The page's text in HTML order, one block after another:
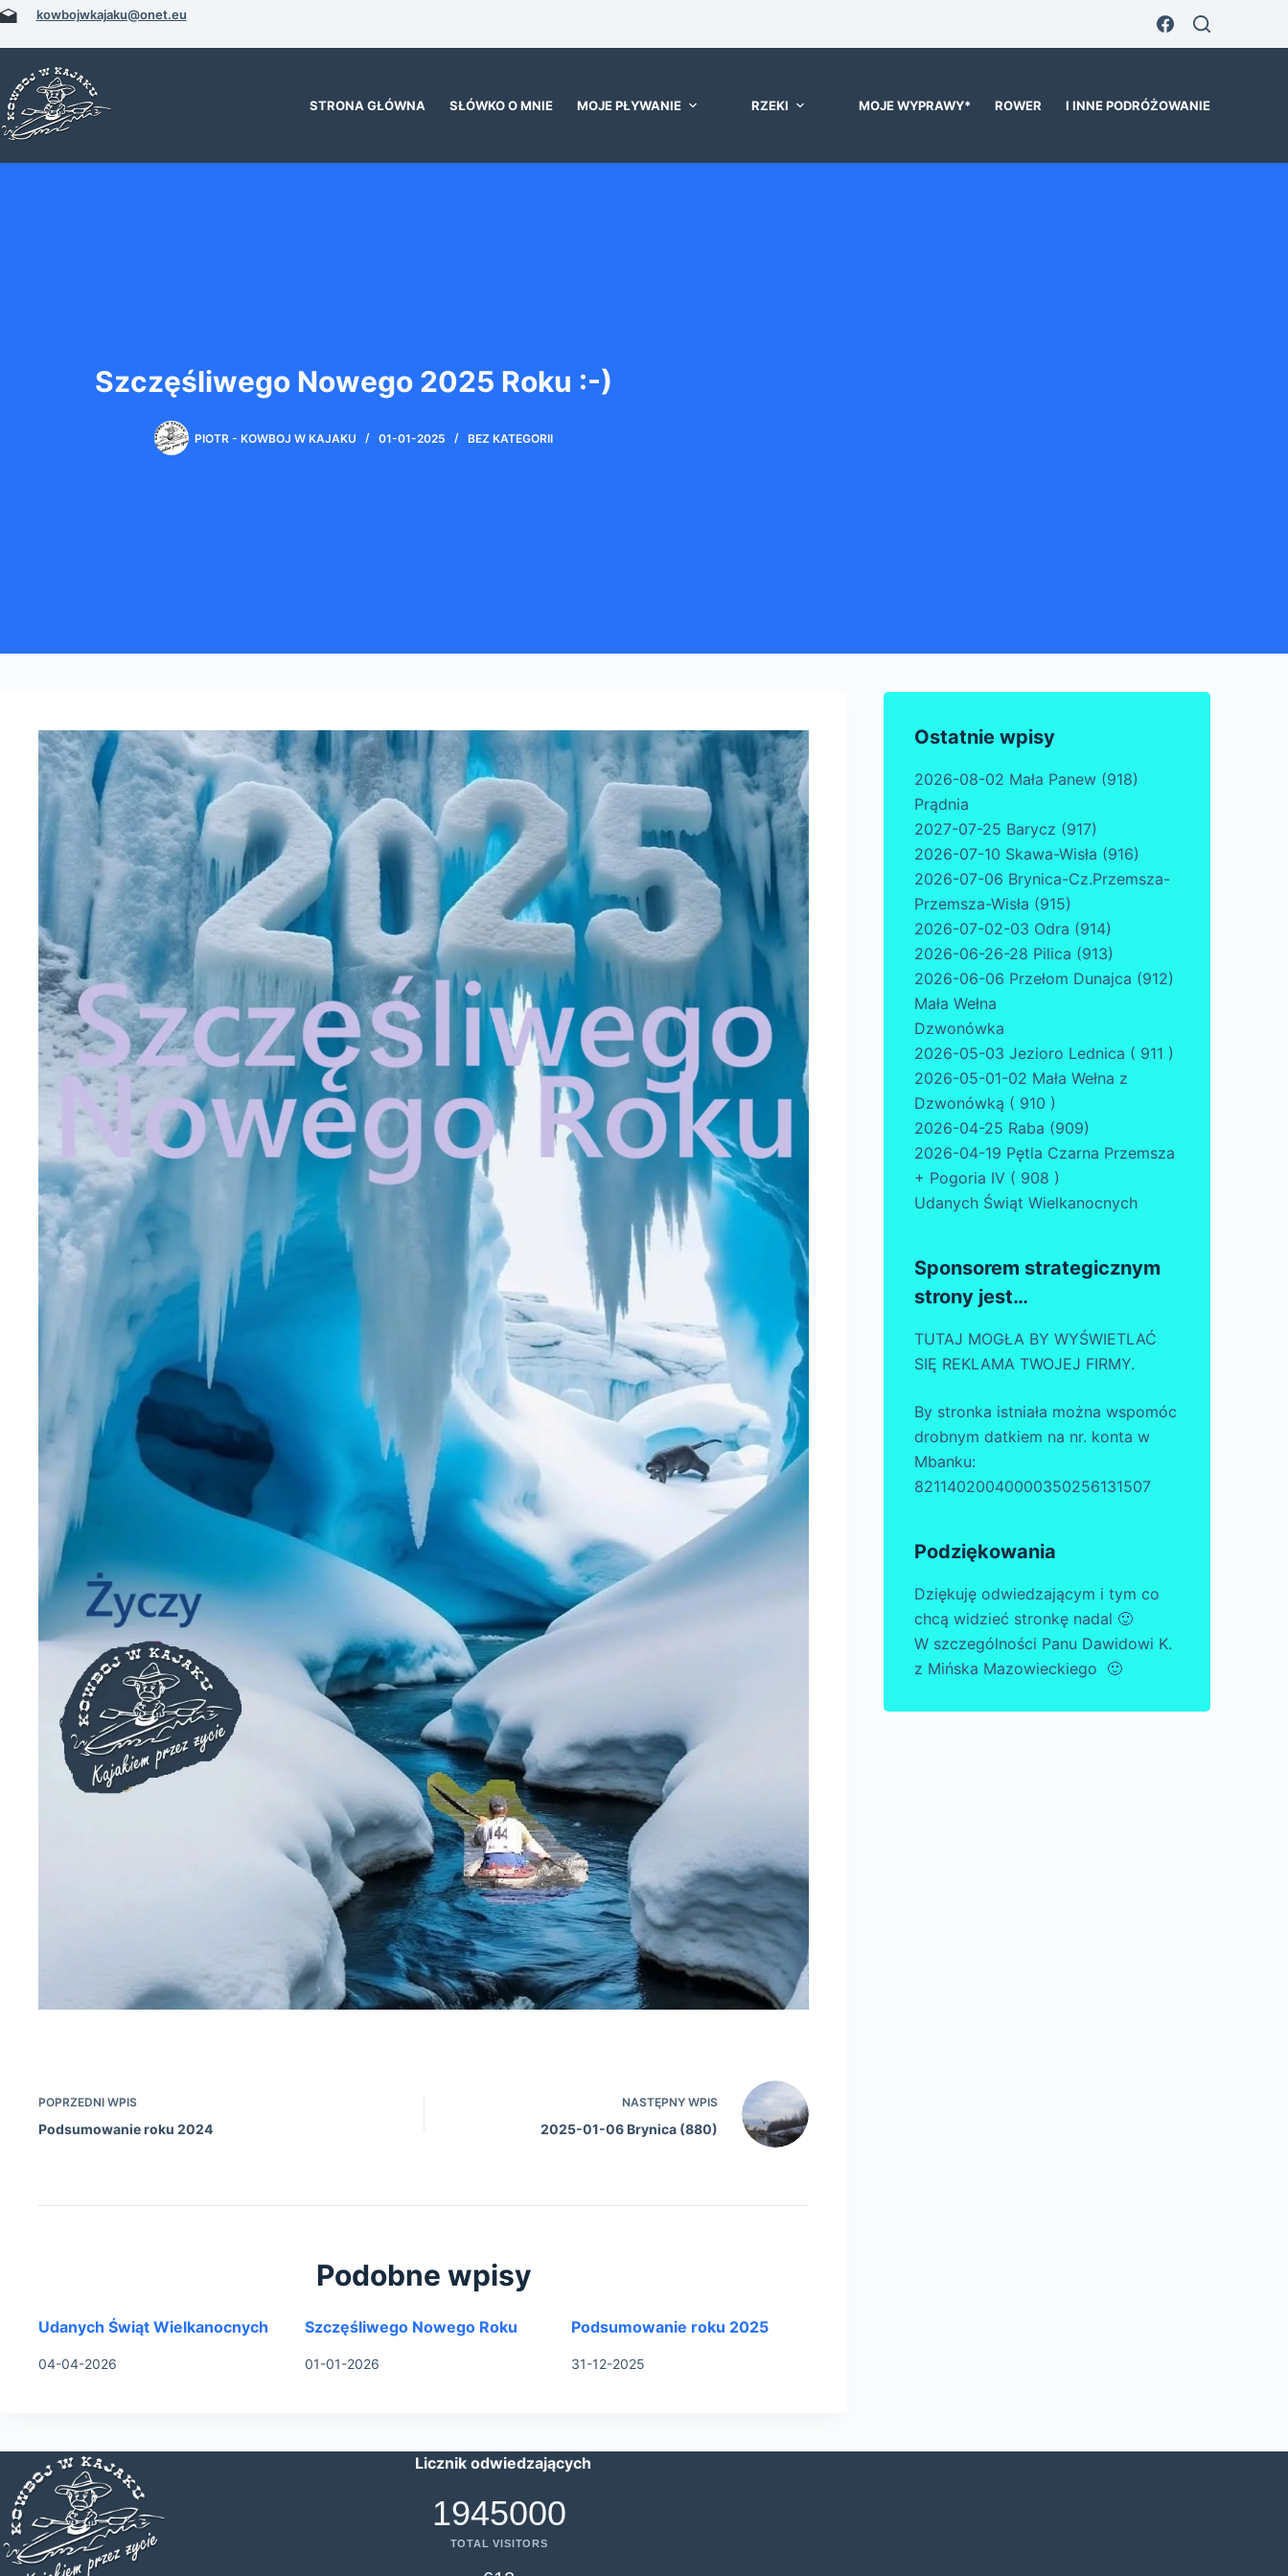
Przejdźkowbojwkajaku@onet.eu
STRONA GŁÓWNA SŁÓWKO O MNIE MOJE PŁYWANIE RZEKI MOJE WYPRAWY* ROWER I INNE PODRÓŻOWANIE
Szczęśliwego Nowego 2025 Roku :-)
PIOTR - KOWBOJ W KAJAKU 01-01-2025 BEZ KATEGORII
POPRZEDNI WPIS
Podsumowanie roku 2024
NASTĘPNYWPIS
2025-01-06 Brynica (880)
Podobne wpisy
Udanych Świąt Wielkanocnych
04-04-2026
Szczęśliwego Nowego Roku
01-01-2026
Podsumowanie roku 2025
31-12-2025
Ostatnie wpisy
2026-08-02 Mała Panew (918)
Prądnia
2027-07-25 Barycz (917)
2026-07-10 Skawa-Wisła (916)
2026-07-06 Brynica-Cz.Przemsza-
Przemsza-Wisła (915)
2026-07-02-03 Odra (914)
2026-06-26-28 Pilica (913)
2026-06-06 Przełom Dunajca (912)
Mała Wełna
Dzwonówka
2026-05-03 Jezioro Lednica ( 911 )
2026-05-01-02 Mała Wełna z
Dzwonówką ( 910 )
2026-04-25 Raba (909)
2026-04-19 Pętla Czarna Przemsza
+ Pogoria IV ( 908 )
Udanych Świąt Wielkanocnych
Sponsorem strategicznym
strony jest…
TUTAJ MOGŁA BY WYŚWIETLAĆ
SIĘ REKLAMA TWOJEJ FIRMY.
By stronka istniała można wspomóc
drobnym datkiem na nr. konta w
Mbanku:
82114020040000350256131507
Podziękowania
Dziękuję odwiedzającym i tym co
chcą widzieć stronkę nadal 🙂
W szczególności Panu Dawidowi K.
z Mińska Mazowieckiego 🙂
Licznik odwiedzających
1945000
TOTAL VISITORS